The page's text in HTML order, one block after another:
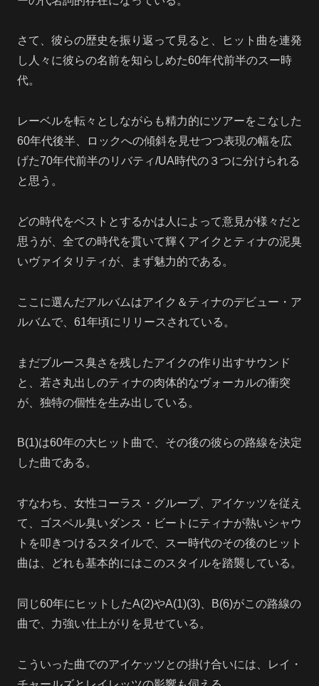
さて、彼らの歴史を振り返って見ると、ヒット曲を連発
し人々に彼らの名前を知らしめた60年代前半のスー時
代。
レーベルを転々としながらも精力的にツアーをこなした
60年代後半、ロックへの傾斜を見せつつ表現の幅を広
げた70年代前半のリバティ/UA時代の３つに分けられる
と思う。
どの時代をベストとするかは人によって意見が様々だと
思うが、全ての時代を貫いて輝くアイクとティナの泥臭
いヴァイタリティが、まず魅力的である。
ここに選んだアルバムはアイク＆ティナのデビュー・ア
ルバムで、61年頃にリリースされている。
まだブルース臭さを残したアイクの作り出すサウンド
と、若さ丸出しのティナの肉体的なヴォーカルの衝突
が、独特の個性を生み出している。
B(1)は60年の大ヒット曲で、その後の彼らの路線を決定
した曲である。
すなわち、女性コーラス・グループ、アイケッツを従え
て、ゴスペル臭いダンス・ビートにティナが熱いシャウ
トを叩きつけるスタイルで、スー時代のその後のヒット
曲は、どれも基本的にはこのスタイルを踏襲している。
同じ60年にヒットしたA(2)やA(1)(3)、B(6)がこの路線の
曲で、力強い仕上がりを見せている。
こういった曲でのアイケッツとの掛け合いには、レイ・